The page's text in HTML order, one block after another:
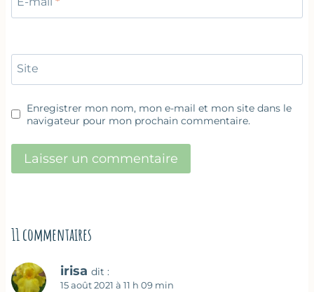
Site
Enregistrer mon nom, mon e-mail et mon site dans le
navigateur pour mon prochain commentaire.
11 commentaires
irisa dit :
15 août 2021 à 11 h 09 min